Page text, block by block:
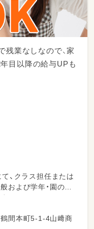
の消毒・環境整備
や、
な引き継ぎ
残業なしなので、家
目以降の給与UPも
、クラス担任または
および学年・園の運
。
園時における園児の
間本町5-1-4山﨑商